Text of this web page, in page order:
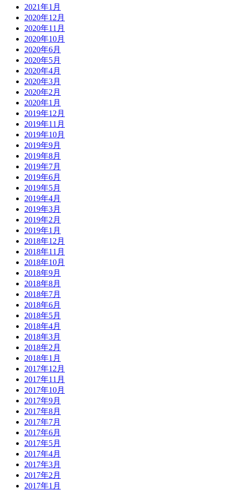
2021年1月
2020年12月
2020年11月
2020年10月
2020年6月
2020年5月
2020年4月
2020年3月
2020年2月
2020年1月
2019年12月
2019年11月
2019年10月
2019年9月
2019年8月
2019年7月
2019年6月
2019年5月
2019年4月
2019年3月
2019年2月
2019年1月
2018年12月
2018年11月
2018年10月
2018年9月
2018年8月
2018年7月
2018年6月
2018年5月
2018年4月
2018年3月
2018年2月
2018年1月
2017年12月
2017年11月
2017年10月
2017年9月
2017年8月
2017年7月
2017年6月
2017年5月
2017年4月
2017年3月
2017年2月
2017年1月